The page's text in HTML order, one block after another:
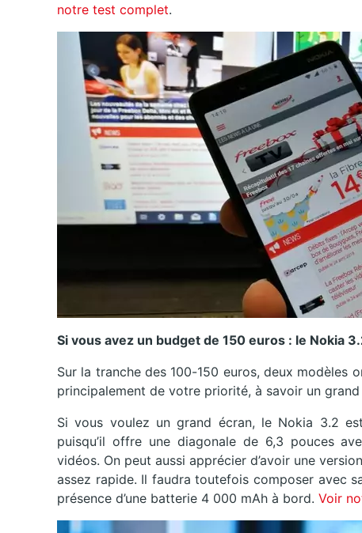
notre test complet.
Si vous avez un budget de 150 euros : le Nokia
Sur la tranche des 100-150 euros, deux modèles
principalement de votre priorité, à savoir un
Si vous voulez un grand écran, le Nokia 3.2
puisqu’il offre une diagonale de 6,3 pouces
vidéos. On peut aussi apprécier d’avoir une
assez rapide. Il faudra toutefois composer avec
présence d’une batterie 4 000 mAh à bord. Voir